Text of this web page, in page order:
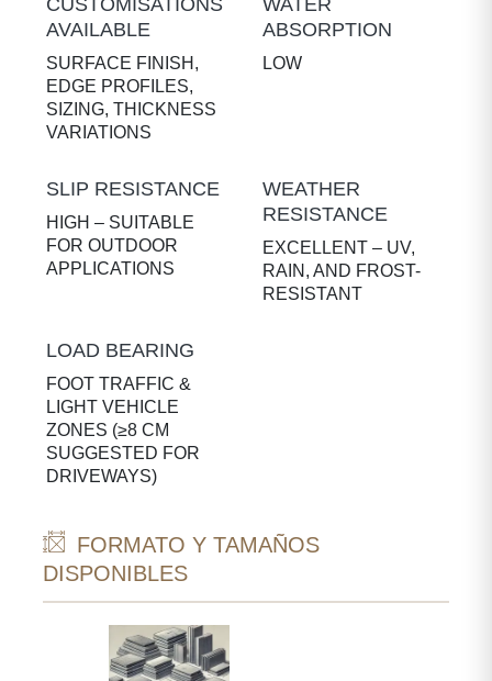
CUSTOMISATIONS
AVAILABLE
SURFACE FINISH,
EDGE PROFILES,
SIZING, THICKNESS
VARIATIONS
WATER
ABSORPTION
LOW
SLIP RESISTANCE
HIGH – SUITABLE
FOR OUTDOOR
APPLICATIONS
WEATHER
RESISTANCE
EXCELLENT – UV,
RAIN, AND FROST-
RESISTANT
LOAD BEARING
FOOT TRAFFIC &
LIGHT VEHICLE
ZONES (≥8 CM
SUGGESTED FOR
DRIVEWAYS)
FORMATO Y TAMAÑOS
DISPONIBLES